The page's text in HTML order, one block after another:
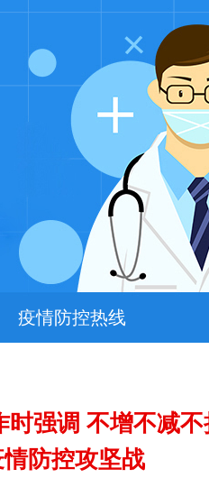
疫情防控热线
强调 不增不减
防控攻坚战